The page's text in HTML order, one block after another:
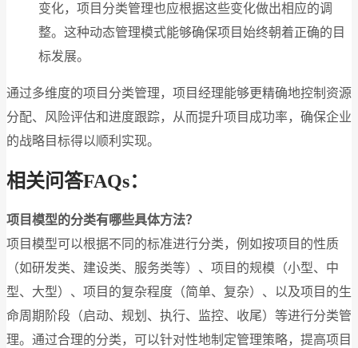
变化，项目分类管理也应根据这些变化做出相应的调
整。这种动态管理模式能够确保项目始终朝着正确的目
标发展。
通过多维度的项目分类管理，项目经理能够更精确地控制资源
分配、风险评估和进度跟踪，从而提升项目成功率，确保企业
的战略目标得以顺利实现。
相关问答FAQs：
项目模型的分类有哪些具体方法？
项目模型可以根据不同的标准进行分类，例如按项目的性质
（如研发类、建设类、服务类等）、项目的规模（小型、中
型、大型）、项目的复杂程度（简单、复杂）、以及项目的生
命周期阶段（启动、规划、执行、监控、收尾）等进行分类管
理。通过合理的分类，可以针对性地制定管理策略，提高项目